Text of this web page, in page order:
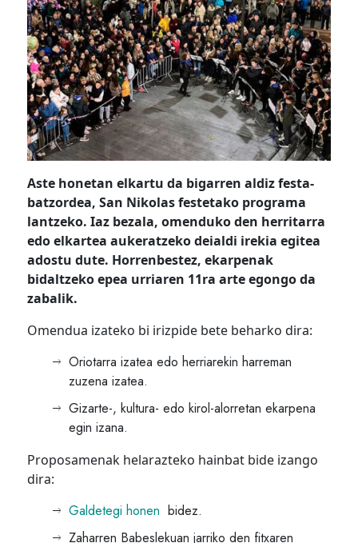
Aste honetan elkartu da bigarren aldiz festa-
batzordea, San Nikolas festetako programa
lantzeko. Iaz bezala, omenduko den herritarra
edo elkartea aukeratzeko deialdi irekia egitea
adostu dute. Horrenbestez, ekarpenak
bidaltzeko epea urriaren 11ra arte egongo da
zabalik.
Omendua izateko bi irizpide bete beharko dira:
Oriotarra izatea edo herriarekin harreman
zuzena izatea.
Gizarte-, kultura- edo kirol-alorretan ekarpena
egin izana.
Proposamenak helarazteko hainbat bide izango
dira:
Galdetegi honen bidez.
Zaharren Babeslekuan jarriko den fitxaren